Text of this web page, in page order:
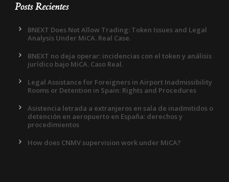
Posts Recientes
BNEXT Does Not Allow Trading: Token Issues and Legal
Analysis Under MiCA. Real Case.
BNEXT no deja operar: incidencias con el token y análisis
jurídico bajo MiCA. Caso Real.
Legal Assistance for Foreigners in Airport Inadmissibility
Rooms or Detention in Spain: Rights and Procedures
Asistencia letrada a extranjeros en sala de inadmitidos o
detención en aeropuerto en España: derechos y
procedimientos
How does CNMV supervision work under MiCA?